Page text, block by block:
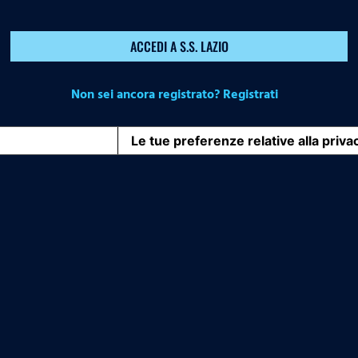
ACCEDI A S.S. LAZIO
Non sei ancora registrato? Registrati
Le tue preferenze relative alla